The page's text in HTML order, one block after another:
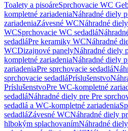
Toalety a pisoáreSprchovacie WC
kompletné zariadeniaNáhradné diely
zariadeniaZávesné WCNáhradné
WCSprchovacie WC sedadlá
sedadláPre keramiky WCNáhradné
WCDizajnové panelyNáhradné diely
kompletné zariadeniaNáhradné diely
zariadeniaPre sprchovacie sedadlá
sprchovacie sedadláPríslušenstvo
PríslušenstvoPre WC-kompletné
sedadláNáhradné diely pre Pre
sedadlá a WC-kompletné zariadenia
sedadláZávesné WCNáhradné diely
hlbokým splachovanímNáhradné